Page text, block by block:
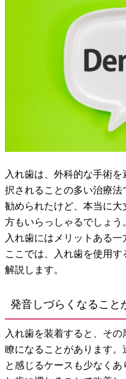
入れ歯は、外科的な手術
択されることの多い治療
勧められたけど、本当に
方もいらっしゃるでしょう
入れ歯にはメリットある一
ここでは、入れ歯を使用す
解説します。
発音しづらくなること
入れ歯を装着すると、そ
瞭になることがあります
と感じるケースも少なく